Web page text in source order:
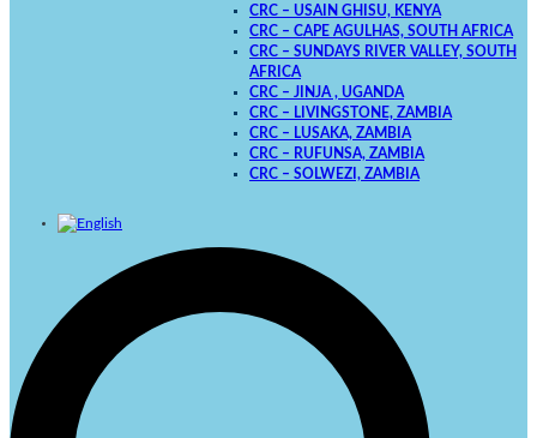
CRC – USAIN GHISU, KENYA
CRC – CAPE AGULHAS, SOUTH AFRICA
CRC – SUNDAYS RIVER VALLEY, SOUTH
AFRICA
CRC – JINJA , UGANDA
CRC – LIVINGSTONE, ZAMBIA
CRC – LUSAKA, ZAMBIA
CRC – RUFUNSA, ZAMBIA
CRC – SOLWEZI, ZAMBIA